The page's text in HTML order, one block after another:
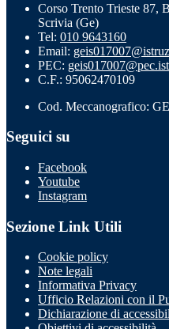
Corso Trento Trieste 87,
Scrivia (Ge)
Tel: 010 9643160
Email:
PEC:
C.F.: 95062470109
Cod. Meccanografico:
Seguici su
Facebook
Youtube
Instagram
Sezione Link Utili
Cookie policy
Note legali
Informativa Privacy
Ufficio Relazioni con il
Dichiarazione di